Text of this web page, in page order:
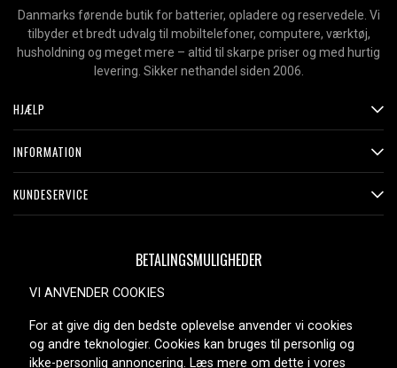
Danmarks førende butik for batterier, opladere og reservedele. Vi
tilbyder et bredt udvalg til mobiltelefoner, computere, værktøj,
husholdning og meget mere – altid til skarpe priser og med hurtig
levering. Sikker nethandel siden 2006.
HJÆLP
INFORMATION
KUNDESERVICE
BETALINGSMULIGHEDER
LEVERINGSMULIGHEDER
VI ANVENDER COOKIES
For at give dig den bedste oplevelse anvender vi cookies
og andre teknologier. Cookies kan bruges til personlig og
ikke-personlig annoncering. Læs mere om dette i vores